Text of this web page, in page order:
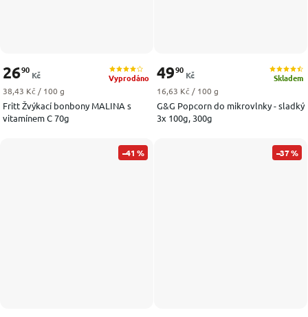
Fritt Žvýkací bonbony MALINA s
vitamínem C 70g
Vyprodáno
2690
Kč
Měrná cena:
38,43 Kč / 100 g
G&G Popcorn do mikrovlnky - sladký
3x 100g, 300g
Skladem
4990
Kč
Měrná cena:
16,63 Kč / 100 g
–41 % –37 %